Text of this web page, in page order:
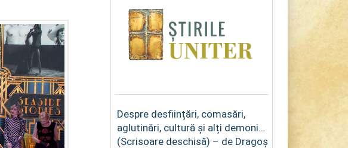
Despre desființări, comasări,
aglutinări, cultură și alți demoni…
(Scrisoare deschisă) – de Dragoș